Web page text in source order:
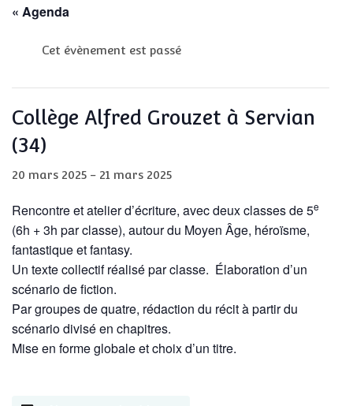
« Agenda
Cet évènement est passé
Collège Alfred Grouzet à Servian
(34)
20 mars 2025 - 21 mars 2025
Rencontre et atelier d’écriture, avec deux classes de 5e
(6h + 3h par classe), autour du Moyen Âge, héroïsme,
fantastique et fantasy.
Un texte collectif réalisé par classe. Élaboration d’un
scénario de fiction.
Par groupes de quatre, rédaction du récit à partir du
scénario divisé en chapitres.
Mise en forme globale et choix d’un titre.